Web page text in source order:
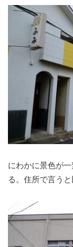
にわかに景色が
る。住所で言う